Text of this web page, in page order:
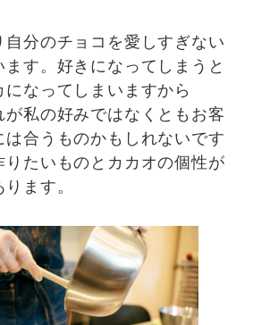
自分のチョコを愛しすぎない
す。好きになってしまうと
なってしまいますから
が私の好みではなくともお客
は合うものかもしれないです
りたいものとカカオの個性が
ます。